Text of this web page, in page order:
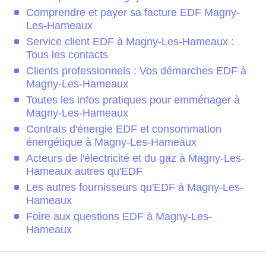
Comprendre et payer sa facture EDF Magny-
Les-Hameaux
Service client EDF à Magny-Les-Hameaux :
Tous les contacts
Clients professionnels : Vos démarches EDF à
Magny-Les-Hameaux
Toutes les infos pratiques pour emménager à
Magny-Les-Hameaux
Contrats d'énergie EDF et consommation
énergétique à Magny-Les-Hameaux
Acteurs de l'électricité et du gaz à Magny-Les-
Hameaux autres qu'EDF
Les autres fournisseurs qu'EDF à Magny-Les-
Hameaux
Foire aux questions EDF à Magny-Les-
Hameaux